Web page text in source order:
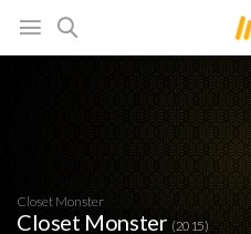
Closet Monster
Closet Monster (2015)